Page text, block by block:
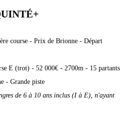
course - Prix de Brionne - Départ
E (trot) - 52 000€ - 2700m - 15 partants
- Grande piste
de 6 à 10 ans inclus (I à E), n'ayant